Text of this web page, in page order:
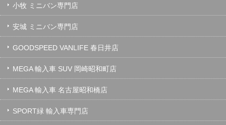
小牧 ミニバン専門店
安城 ミニバン専門店
GOODSPEED VANLIFE 春日井店
MEGA 輸入車 SUV 岡崎昭和町店
MEGA 輸入車 名古屋昭和橋店
SPORT緑 輸入車専門店